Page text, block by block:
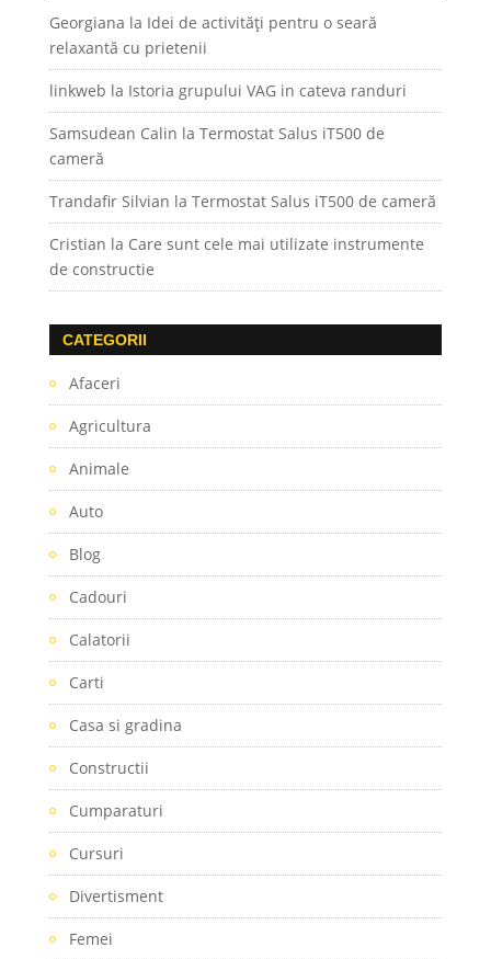
Georgiana la Idei de activități pentru o seară
relaxantă cu prietenii
linkweb la Istoria grupului VAG in cateva randuri
Samsudean Calin la Termostat Salus iT500 de
cameră
Trandafir Silvian la Termostat Salus iT500 de cameră
Cristian la Care sunt cele mai utilizate instrumente
de constructie
CATEGORII
Afaceri
Agricultura
Animale
Auto
Blog
Cadouri
Calatorii
Carti
Casa si gradina
Constructii
Cumparaturi
Cursuri
Divertisment
Femei